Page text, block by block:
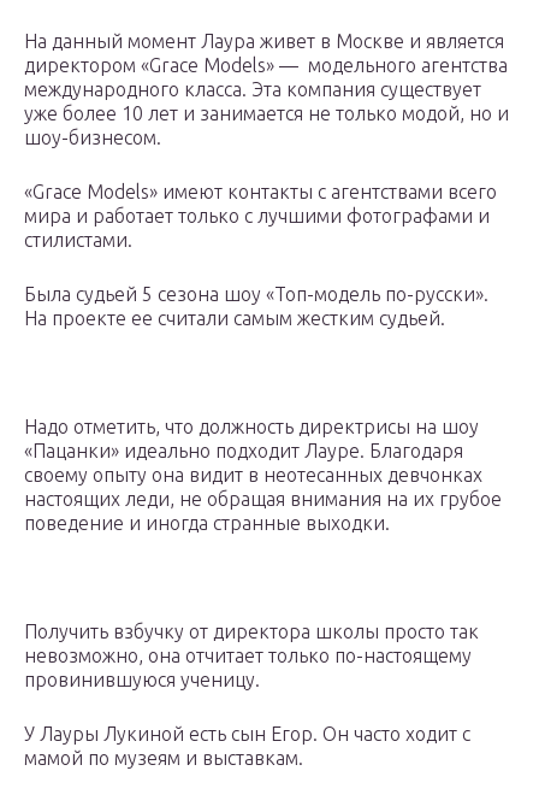
На данный момент Лаура живет в Москве и является
директором «Grace Models» — модельного агентства
международного класса. Эта компания существует
уже более 10 лет и занимается не только модой, но и
шоу-бизнесом.
«Grace Models» имеют контакты с агентствами всего
мира и работает только с лучшими фотографами и
стилистами.
Была судьей 5 сезона шоу «Топ-модель по-русски».
На проекте ее считали самым жестким судьей.
Надо отметить, что должность директрисы на шоу
«Пацанки» идеально подходит Лауре. Благодаря
своему опыту она видит в неотесанных девчонках
настоящих леди, не обращая внимания на их грубое
поведение и иногда странные выходки.
Получить взбучку от директора школы просто так
невозможно, она отчитает только по-настоящему
провинившуюся ученицу.
У Лауры Лукиной есть сын Егор. Он часто ходит с
мамой по музеям и выставкам.